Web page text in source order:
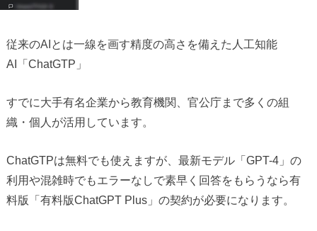
従来のAIとは一線を画す精度の高さを備えた人工知能
AI「ChatGTP」
すでに大手有名企業から教育機関、官公庁まで多くの組
織・個人が活用しています。
ChatGTPは無料でも使えますが、最新モデル「GPT-4」の
利用や混雑時でもエラーなしで素早く回答をもらうなら有
料版「有料版ChatGPT Plus」の契約が必要になります。